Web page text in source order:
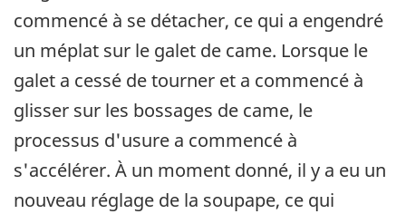
commencé à se détacher, ce qui a engendré
un méplat sur le galet de came. Lorsque le
galet a cessé de tourner et a commencé à
glisser sur les bossages de came, le
processus d'usure a commencé à
s'accélérer. À un moment donné, il y a eu un
nouveau réglage de la soupape, ce qui